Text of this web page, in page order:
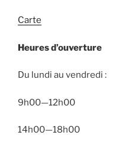
Carte
Heures d’ouverture
Du lundi au vendredi :
9h00—12h00
14h00—18h00